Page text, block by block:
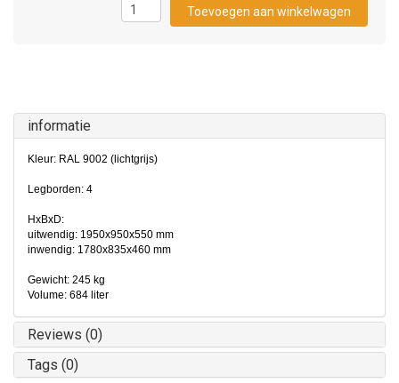
Toevoegen aan winkelwagen
informatie
Kleur: RAL 9002 (lichtgrijs)
Legborden: 4
HxBxD:
uitwendig: 1950x950x550 mm
inwendig: 1780x835x460 mm
Gewicht: 245 kg
Volume: 684 liter
Reviews (0)
Tags (0)